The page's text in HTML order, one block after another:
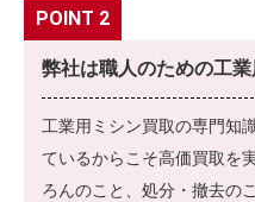
POINT 2
弊社は職人のための工
工業用ミシン買取の専門知
ているからこそ高価買取を
ろんのこと、処分・撤去の